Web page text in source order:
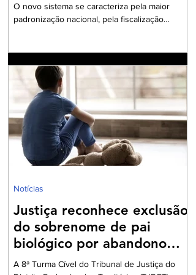
O novo sistema se caracteriza pela maior
padronização nacional, pela fiscalização
Constitucional nº 132/2023 e regulamentada
pela Lei Complementar nº 214/2025, introduziu
no ordenamento brasileiro o modelo do IVA
Dual, composto pelo Imposto sobre Bens e
Serviços (IBS) e pela Contribuição sobre Bens
e Serviços (CBS). O novo sistema se
caracteriza pela m
Justiça reconhece exclusão
do sobrenome de pai
biológico por abandono
afetivo
A 8ª Turma Cível do Tribunal de Justiça do
Notícias